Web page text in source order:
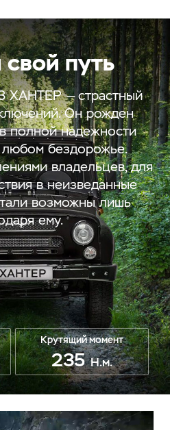
путь
ХАНТЕР — страстный
Он рожден
полной надежности
бездорожье.
владельцев, для
в неизведанные
возможны лишь
ему.
Крутящий момент
235 Н.м.